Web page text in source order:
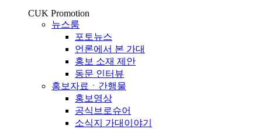
CUK Promotion
뉴스룸
포토뉴스
언론에서 본 가대
홍보 소재 제안
동문 인터뷰
홍보자료ㆍ간행물
홍보영상
공식브로슈어
소식지 가대이야기